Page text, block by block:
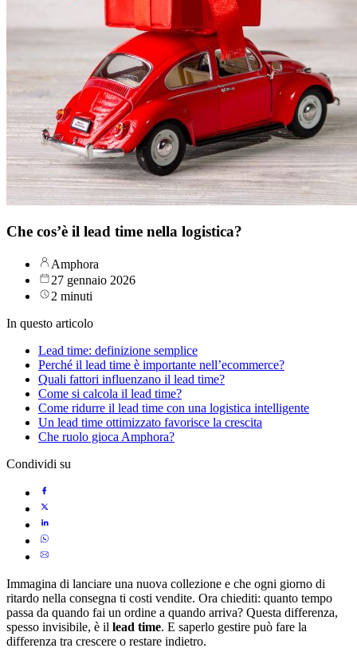
Che cos’è il lead time nella logistica?
Amphora
27 gennaio 2026
2 minuti
In questo articolo
Lead time: definizione semplice
Perché il lead time è importante nell’ecommerce?
Quali fattori influenzano il lead time?
Come si calcola il lead time?
Come ridurre il lead time con una logistica intelligente
Un lead time ottimizzato favorisce la crescita
Che ruolo gioca Amphora?
Condividi su
Immagina di lanciare una nuova collezione e che ogni giorno di
ritardo nella consegna ti costi vendite. Ora chiediti: quanto tempo
passa da quando fai un ordine a quando arriva? Questa differenza,
spesso invisibile, è il lead time. E saperlo gestire può fare la
differenza tra crescere o restare indietro.